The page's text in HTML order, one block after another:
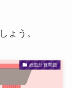
ょう。
総監計算問題